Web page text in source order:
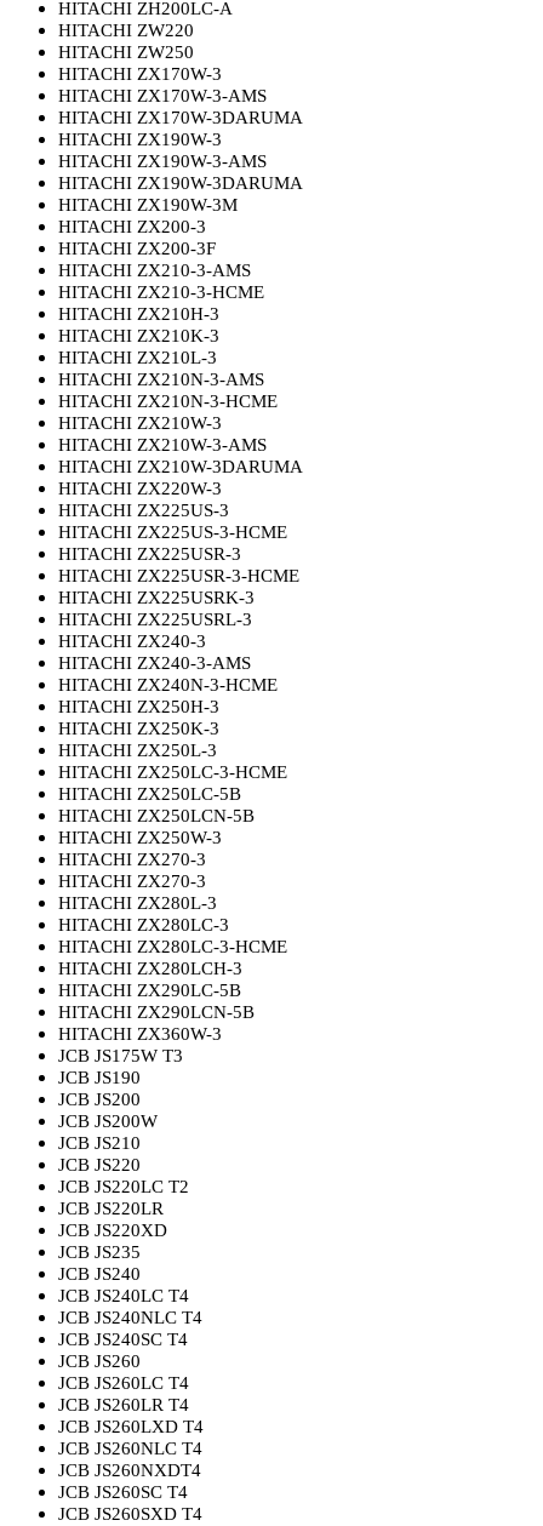
HITACHI ZH200LC-A
HITACHI ZW220
HITACHI ZW250
HITACHI ZX170W-3
HITACHI ZX170W-3-AMS
HITACHI ZX170W-3DARUMA
HITACHI ZX190W-3
HITACHI ZX190W-3-AMS
HITACHI ZX190W-3DARUMA
HITACHI ZX190W-3M
HITACHI ZX200-3
HITACHI ZX200-3F
HITACHI ZX210-3-AMS
HITACHI ZX210-3-HCME
HITACHI ZX210H-3
HITACHI ZX210K-3
HITACHI ZX210L-3
HITACHI ZX210N-3-AMS
HITACHI ZX210N-3-HCME
HITACHI ZX210W-3
HITACHI ZX210W-3-AMS
HITACHI ZX210W-3DARUMA
HITACHI ZX220W-3
HITACHI ZX225US-3
HITACHI ZX225US-3-HCME
HITACHI ZX225USR-3
HITACHI ZX225USR-3-HCME
HITACHI ZX225USRK-3
HITACHI ZX225USRL-3
HITACHI ZX240-3
HITACHI ZX240-3-AMS
HITACHI ZX240N-3-HCME
HITACHI ZX250H-3
HITACHI ZX250K-3
HITACHI ZX250L-3
HITACHI ZX250LC-3-HCME
HITACHI ZX250LC-5B
HITACHI ZX250LCN-5B
HITACHI ZX250W-3
HITACHI ZX270-3
HITACHI ZX270-3
HITACHI ZX280L-3
HITACHI ZX280LC-3
HITACHI ZX280LC-3-HCME
HITACHI ZX280LCH-3
HITACHI ZX290LC-5B
HITACHI ZX290LCN-5B
HITACHI ZX360W-3
JCB JS175W T3
JCB JS190
JCB JS200
JCB JS200W
JCB JS210
JCB JS220
JCB JS220LC T2
JCB JS220LR
JCB JS220XD
JCB JS235
JCB JS240
JCB JS240LC T4
JCB JS240NLC T4
JCB JS240SC T4
JCB JS260
JCB JS260LC T4
JCB JS260LR T4
JCB JS260LXD T4
JCB JS260NLC T4
JCB JS260NXDT4
JCB JS260SC T4
JCB JS260SXD T4